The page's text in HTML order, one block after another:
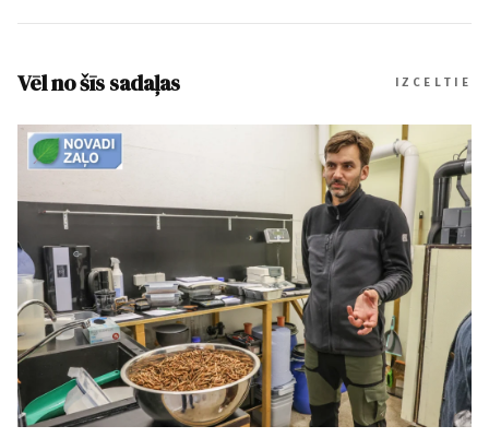
Vēl no šīs sadaļas IZCELTIE